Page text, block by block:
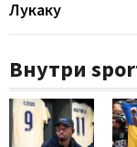
Лукаку
Внутри